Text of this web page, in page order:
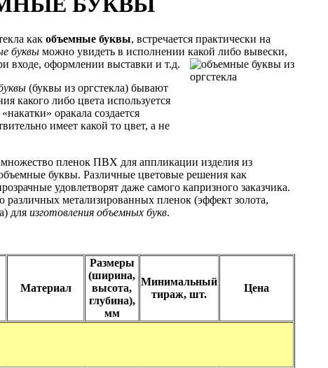
как объемные буквы, встречается практически на
буквы можно увидеть в исполнении какой либо вывески,
входе, оформлении выставки и т.д.
(буквы из оргстекла) бывают
какого либо цвета используется
оракала создается
имеет какой то цвет, а не
пленок ПВХ для аппликации изделия из
объемные буквы. Различные цветовые решения как
удовлетворят даже самого капризного заказчика.
различных метализированных пленок (эффект золота,
для изготовления объемных букв.
Материал
Размеры
(ширина,
высота,
глубина),
мм
Минимальный
тираж, шт.
Цена